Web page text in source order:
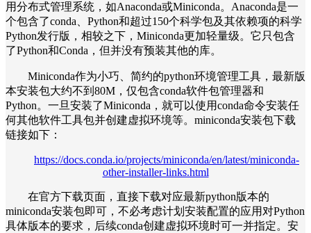
用分布式管理系统，如Anaconda或Miniconda。Anaconda是一
个包含了conda、Python和超过150个科学包及其依赖项的科学
Python发行版，相较之下，Miniconda更加轻量级。它只包含
了Python和Conda，但并没有预装其他的库。
Miniconda作为小巧、简约的python环境管理工具，最新版
本安装包大约不到80M，仅包含conda软件包管理器和
Python。一旦安装了Miniconda，就可以使用conda命令安装任
何其他软件工具包并创建虚拟环境等。miniconda安装包下载
链接如下：
https://docs.conda.io/projects/miniconda/en/latest/miniconda-
other-installer-links.html
在官方下载页面，直接下载对应最新python版本的
miniconda安装包即可，不必考虑计划安装配置的应用对Python
具体版本的要求，后续conda创建虚拟环境时可一并指定。安